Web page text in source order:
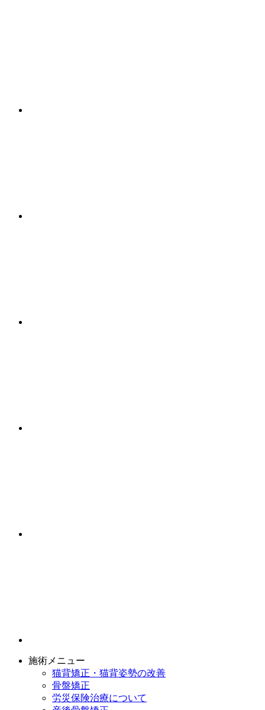
施術メニュー
猫背矯正・猫背姿勢の改善
骨盤矯正
労災保険治療について